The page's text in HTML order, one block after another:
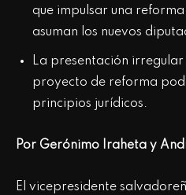
que impulsar una
asuman los nuevos
La presentación
proyecto de reforma
principios jurídicos.
Por Gerónimo Iraheta y
El vicepresidente